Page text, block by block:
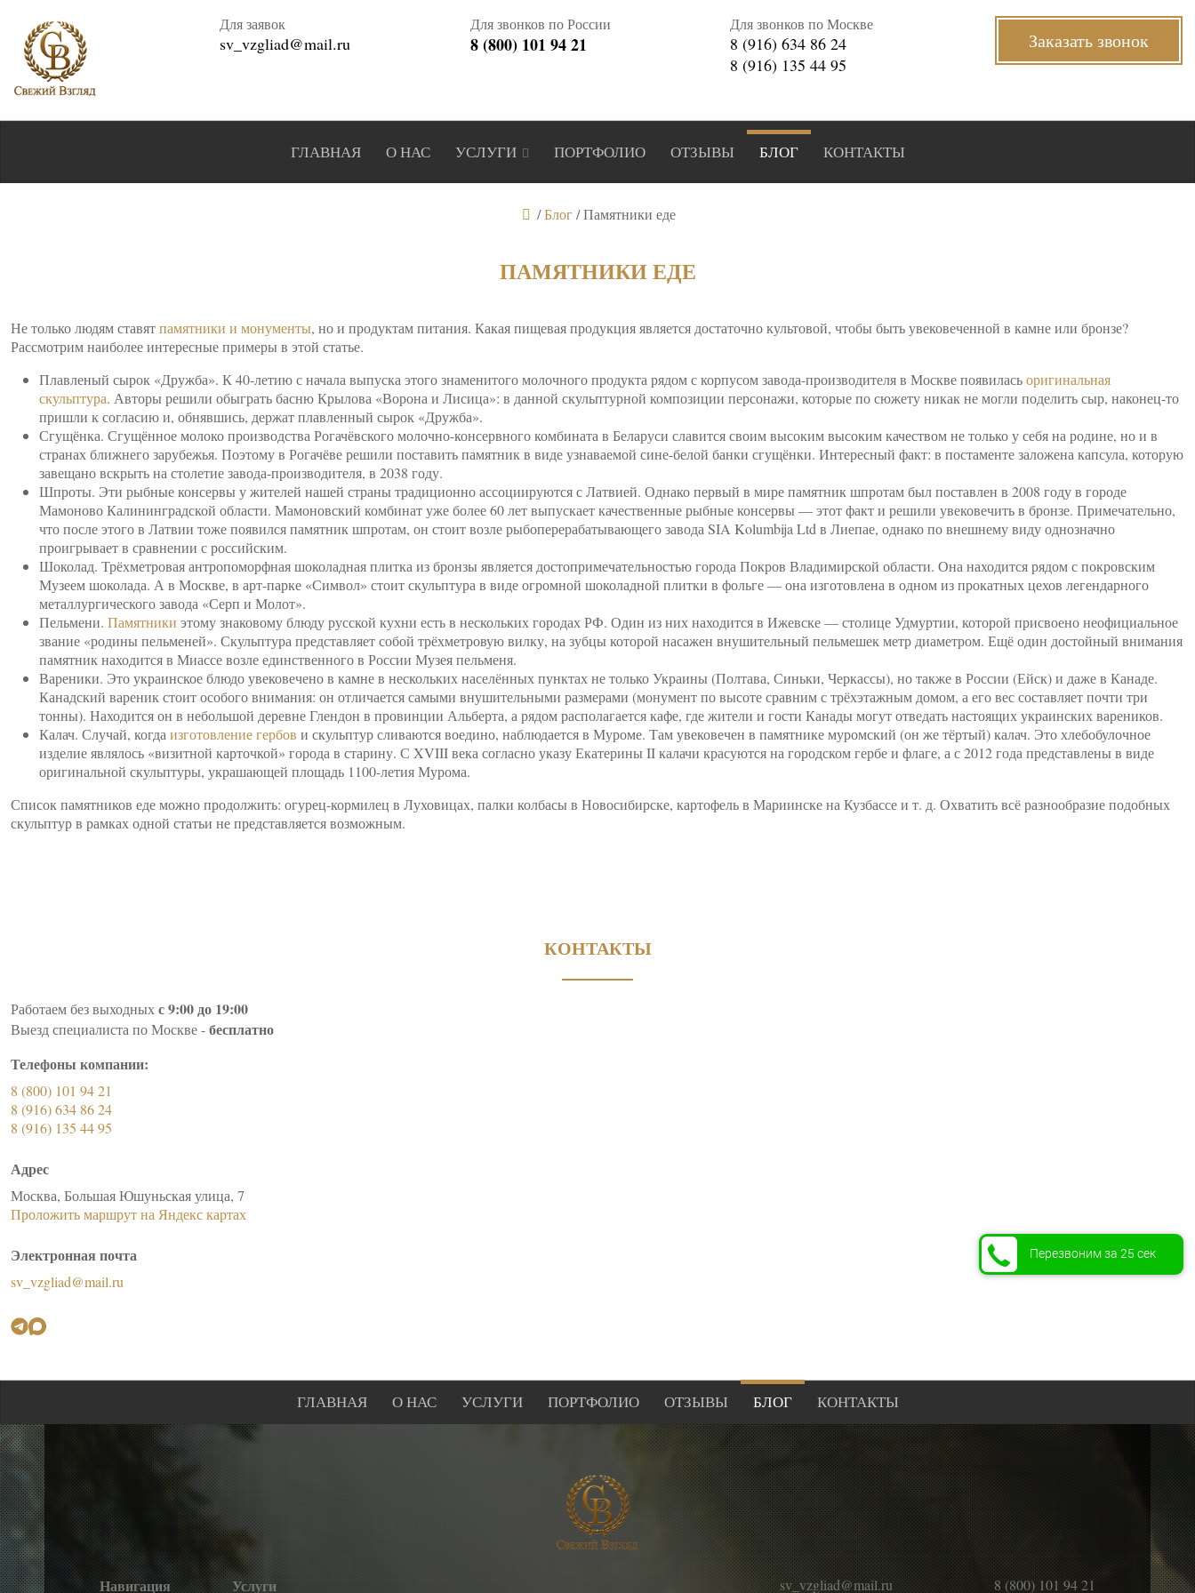
Для заявок
sv_vzgliad@mail.ru
Для звонков по России
8 (800) 101 94 21
Для звонков по Москве
8 (916) 634 86 24
8 (916) 135 44 95
Заказать звонок
ГЛАВНАЯ О НАС УСЛУГИ ПОРТФОЛИО ОТЗЫВЫ БЛОГ КОНТАКТЫ
/Блог/Памятники еде
ПАМЯТНИКИ ЕДЕ
Не только людям ставятпамятники и монументы, но и продуктам питания. Какая пищевая продукция является достаточно культовой, чтобы быть увековеченной в камне или бронзе?
Рассмотрим наиболее интересные примеры в этой статье.
Плавленый сырок «Дружба». К 40-летию с начала выпуска этого знаменитого молочного продукта рядом с корпусом завода-производителя в Москве появиласьоригинальная
скульптура. Авторы решили обыграть басню Крылова «Ворона и Лисица»: в данной скульптурной композиции персонажи, которые по сюжету никак не могли поделить сыр, наконец-то
пришли к согласию и, обнявшись, держат плавленный сырок «Дружба».
Сгущёнка. Сгущённое молоко производства Рогачёвского молочно-консервного комбината в Беларуси славится своим высоким высоким качеством не только у себя на родине, но и в
странах ближнего зарубежья. Поэтому в Рогачёве решили поставить памятник в виде узнаваемой сине-белой банки сгущёнки. Интересный факт: в постаменте заложена капсула, которую
завещано вскрыть на столетие завода-производителя, в 2038 году.
Шпроты. Эти рыбные консервы у жителей нашей страны традиционно ассоциируются с Латвией. Однако первый в мире памятник шпротам был поставлен в 2008 году в городе
Мамоново Калининградской области. Мамоновский комбинат уже более 60 лет выпускает качественные рыбные консервы — этот факт и решили увековечить в бронзе. Примечательно,
что после этого в Латвии тоже появился памятник шпротам, он стоит возле рыбоперерабатывающего завода SIA Kolumbija Ltd в Лиепае, однако по внешнему виду однозначно
проигрывает в сравнении с российским.
Шоколад. Трёхметровая антропоморфная шоколадная плитка из бронзы является достопримечательностью города Покров Владимирской области. Она находится рядом с покровским
Музеем шоколада. А в Москве, в арт-парке «Символ» стоит скульптура в виде огромной шоколадной плитки в фольге — она изготовлена в одном из прокатных цехов легендарного
металлургического завода «Серп и Молот».
Пельмени. Памятники этому знаковому блюду русской кухни есть в нескольких городах РФ. Один из них находится в Ижевске — столице Удмуртии, которой присвоено неофициальное
звание «родины пельменей». Скульптура представляет собой трёхметровую вилку, на зубцы которой насажен внушительный пельмешек метр диаметром. Ещё один достойный внимания
памятник находится в Миассе возле единственного в России Музея пельменя.
Вареники. Это украинское блюдо увековечено в камне в нескольких населённых пунктах не только Украины (Полтава, Синьки, Черкассы), но также в России (Ейск) и даже в Канаде.
Канадский вареник стоит особого внимания: он отличается самыми внушительными размерами (монумент по высоте сравним с трёхэтажным домом, а его вес составляет почти три
тонны). Находится он в небольшой деревне Глендон в провинции Альберта, а рядом располагается кафе, где жители и гости Канады могут отведать настоящих украинских вареников.
Калач. Случай, когда изготовление гербов и скульптур сливаются воедино, наблюдается в Муроме. Там увековечен в памятнике муромский (он же тёртый) калач. Это хлебобулочное
изделие являлось «визитной карточкой» города в старину. С XVIII века согласно указу Екатерины II калачи красуются на городском гербе и флаге, а с 2012 года представлены в виде
оригинальной скульптуры, украшающей площадь 1100-летия Мурома.
Список памятников еде можно продолжить: огурец-кормилец в Луховицах, палки колбасы в Новосибирске, картофель в Мариинске на Кузбассе и т. д. Охватить всё разнообразие подобных
скульптур в рамках одной статьи не представляется возможным.
КОНТАКТЫ
Работаем без выходныхс 9:00 до 19:00
Выезд специалиста по Москве -бесплатно
Телефоны компании:
8 (800) 101 94 21
8 (916) 634 86 24
8 (916) 135 44 95
Адрес
Москва, Большая Юшуньская улица, 7
Проложить маршрут на Яндекс картах
Электронная почта
sv_vzgliad@mail.ru
ГЛАВНАЯ О НАС УСЛУГИ ПОРТФОЛИО ОТЗЫВЫ БЛОГ КОНТАКТЫ
Навигация Услуги sv_vzgliad@mail.ru 8 (800) 101 94 21
Перезвоним за 25 сек